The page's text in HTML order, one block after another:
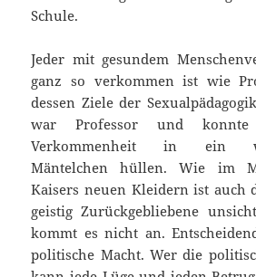
Schule.
Jeder mit gesundem
ganz so verkommen ist wie
dessen Ziele der
war Professor und konnte
Verkommenheit in ein
Mäntelchen hüllen. Wie im
Kaisers neuen Kleidern ist auch
geistig Zurückgebliebene
kommt es nicht an.
politische Macht. Wer die